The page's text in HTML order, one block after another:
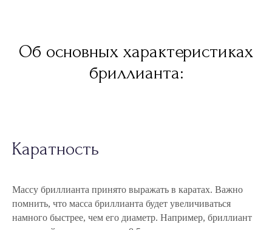
Об основных характеристиках
бриллианта:
Каратность